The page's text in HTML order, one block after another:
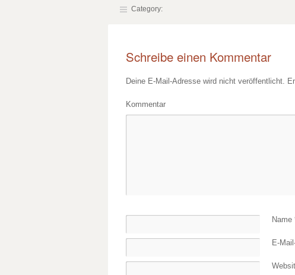
Category:
Schreibe einen Kommentar
Deine E-Mail-Adresse wird nicht veröffentlicht.
Kommentar
Name
E-